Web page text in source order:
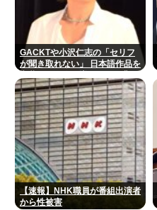
GACKTや小沢仁志の「セリフ
が聞き取れない」 日本語作品を
景… 聴力低下が原因ではない？
【速報】NHK職員が番組出演者
から性被害